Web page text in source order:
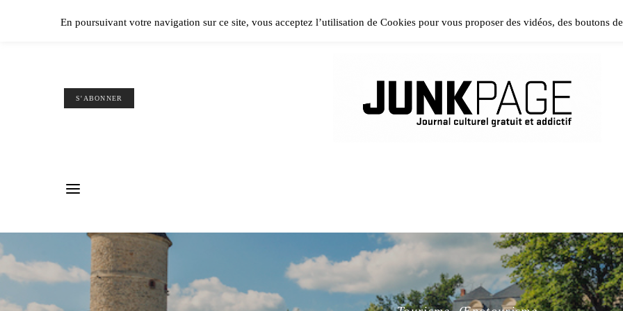
Please install and activate Powerkit plugin from Appearance →
S'ABONNER
En poursuivant votre navigation sur ce site, vous acceptez l’utilisation de Cookies pour vous proposer des vidéos, des boutons